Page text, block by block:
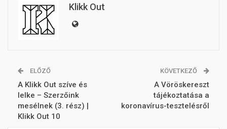
Klikk Out
ELŐZŐ
A Klikk Out szíve és
lelke – Szerzőink
mesélnek (3. rész) |
Klikk Out 10
KÖVETKEZŐ
A Vöröskereszt
tájékoztatása a
koronavírus-tesztelésről